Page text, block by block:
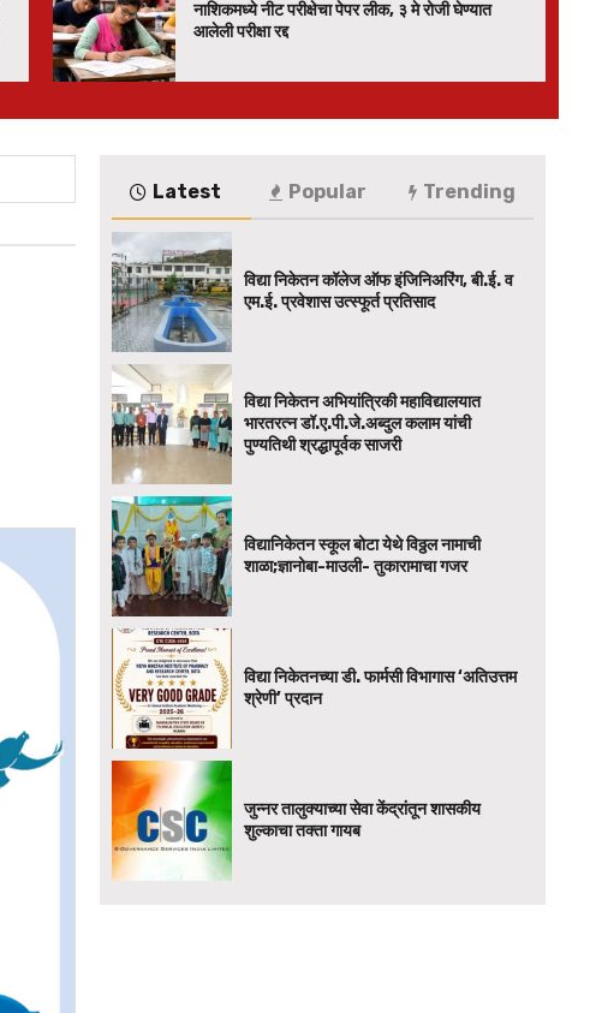
नाशिकमध्ये नीट परीक्षेचा पेपर लीक, ३ मे रोजी घेण्यात
आलेली परीक्षा रद्द
Latest Popular Trending
विद्या निकेतन कॉलेज ऑफ इंजिनिअरिंग, बी.ई. व
एम.ई. प्रवेशास उत्स्फूर्त प्रतिसाद
विद्या निकेतन अभियांत्रिकी महाविद्यालयात
भारतरत्न डॉ.ए.पी.जे.अब्दुल कलाम यांची
पुण्यतिथी श्रद्धापूर्वक साजरी
विद्यानिकेतन स्कूल बोटा येथे विठ्ठल नामाची
शाळा;ज्ञानोबा-माउली- तुकारामाचा गजर
विद्या निकेतनच्या डी. फार्मसी विभागास ‘अतिउत्तम
श्रेणी’ प्रदान
जुन्नर तालुक्याच्या सेवा केंद्रांतून शासकीय
शुल्काचा तक्ता गायब